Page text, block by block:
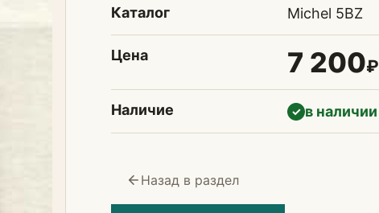
Каталог Michel 5BZ
Цена 7 200₽
Наличие ✓ в наличии
Назад в раздел